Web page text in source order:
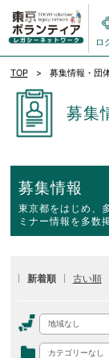
ロ
TOP 募集情報・団
募集
募集情報
東京都をはじめ、
ミナー情報を多数
新着順 古い順
地域なし
カテゴリーなし